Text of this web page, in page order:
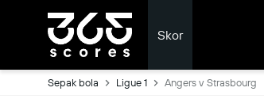
Skor
Sepak bola Ligue 1 Angers v Strasbourg